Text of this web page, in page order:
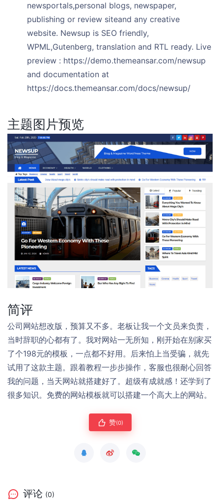
newsportals,personal blogs, newspaper,
publishing or review siteand any creative
website. Newsup is SEO friendly,
WPML,Gutenberg, translation and RTL ready. Live
preview : https://demo.themeansar.com/newsup
and documentation at
https://docs.themeansar.com/docs/newsup/
主题图片预览
简评
公司网站想改版，预算又不多。老板让我一个文员来负责，
当时辞职的心都有了。我对网站一无所知，刚开始在别家买
了个198元的模板，一点都不好用。后来怕上当受骗，就先
试用了这款主题。跟着教程一步步操作，客服也很耐心回答
我的问题，当天网站就搭建好了。超级有成就感！还学到了
很多知识。免费的网站模板就可以搭建一个高大上的网站。
赞(0)
评论 (0)